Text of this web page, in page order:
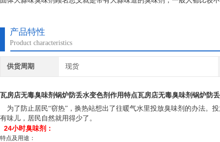
产品特性
Product characteristics
供货周期 现货
瓦房店无毒臭味剂锅炉防丢水变色剂作用特点瓦房店无毒臭味剂锅炉防
为了防止居民“窃热”，换热站想出了往暖气水里投放臭味剂的办法。
有味儿，居民自然就用得少了。
24小时臭味剂：
特点及用途：